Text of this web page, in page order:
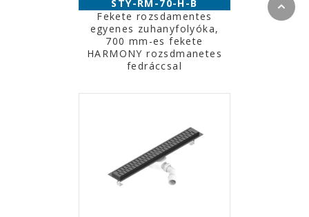
STY-RM-70-H-B
Fekete rozsdamentes
egyenes zuhanyfolyóka,
700 mm-es fekete
HARMONY rozsdmanetes
fedráccsal